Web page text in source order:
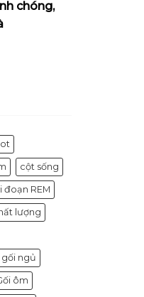
chóng,
cột sống
đoạn REM
lượng
gối ngủ
ôm